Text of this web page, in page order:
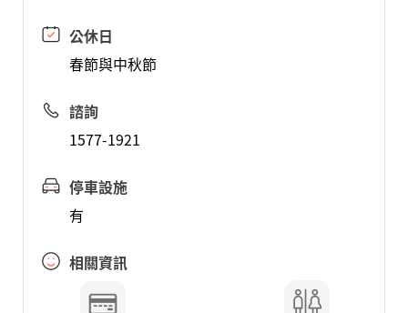
公休日
春節與中秋節
諮詢
1577-1921
停車設施
有
相關資訊